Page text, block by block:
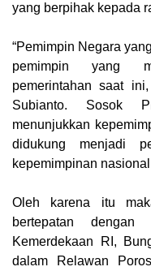
yang berpihak kepada
“Pemimpin Negara
pemimpin yang
pemerintahan saat
Subianto. Sosok
menunjukkan
didukung menjadi
kepemimpinan
Oleh karena itu
bertepatan
Kemerdekaan RI,
dalam Relawan